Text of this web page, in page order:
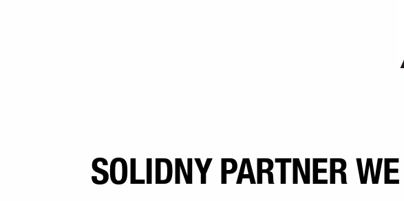
SOLIDNY PARTNER